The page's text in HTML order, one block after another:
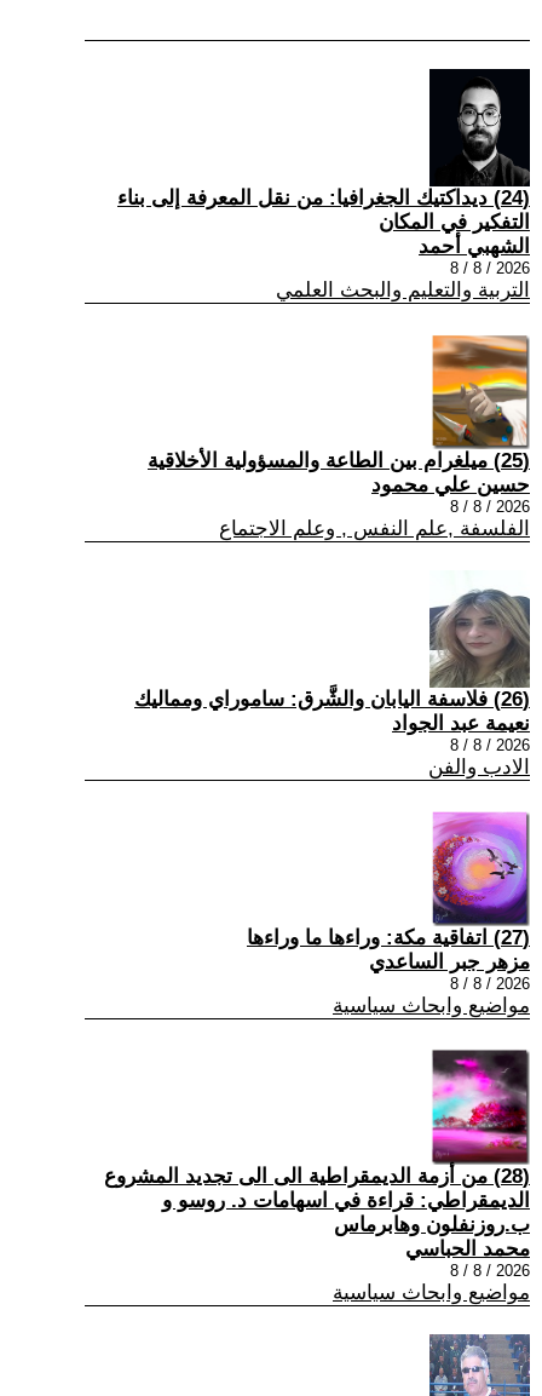
(24) ديداكتيك الجغرافيا: من نقل المعرفة إلى بناء
التفكير في المكان
الشهبي أحمد
2026 / 8 / 8
التربية والتعليم والبحث العلمي
(25) ميلغرام بين الطاعة والمسؤولية الأخلاقية
حسين علي محمود
2026 / 8 / 8
الفلسفة ,علم النفس , وعلم الاجتماع
(26) فلاسفة اليابان والشَّرق: ساموراي ومماليك
نعيمة عبد الجواد
2026 / 8 / 8
الادب والفن
(27) اتفاقية مكة: وراءها ما وراءها
مزهر جبر الساعدي
2026 / 8 / 8
مواضيع وابحاث سياسية
(28) من أزمة الديمقراطية الى الى تجديد المشروع
الديمقراطي: قراءة في اسهامات د. روسو و
ب.روزنفلون وهابرماس
محمد الحباسي
2026 / 8 / 8
مواضيع وابحاث سياسية